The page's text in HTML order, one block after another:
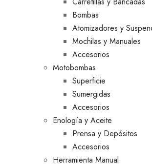
Bombas
Atomizadores y
Mochilas y Manuales
Accesorios
Motobombas
Superficie
Sumergidas
Accesorios
Enología y Aceite
Prensa y Depósitos
Accesorios
Herramienta Manual